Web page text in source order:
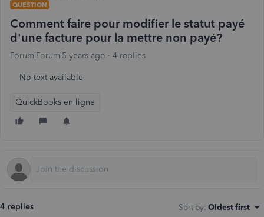
QUESTION
Comment faire pour modifier le statut payé
d'une facture pour la mettre non payé?
Forum|Forum|5 years ago 4 replies
No text available
QuickBooks en ligne
4 replies Sort by: Oldest first